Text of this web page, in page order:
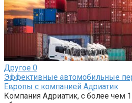
Другое 0
Эффективные автомобильные
Европы с компанией Адриатик
Компания Адриатик, с более чем